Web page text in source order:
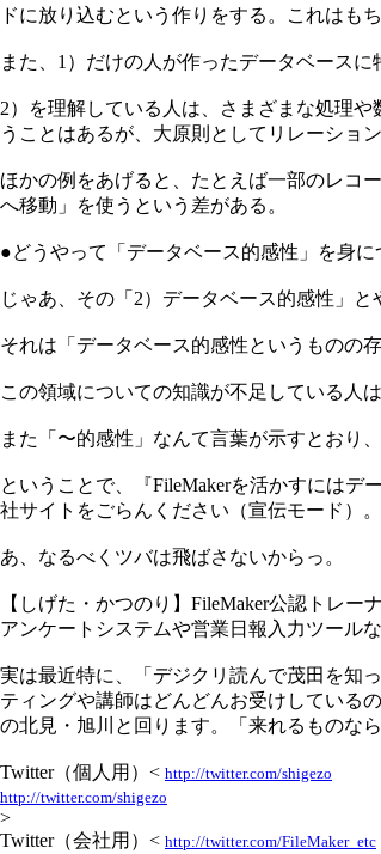
ドに放り込むという作りをする。これはも
また、1）だけの人が作ったデータベース
2）を理解している人は、さまざまな処理
うことはあるが、大原則としてリレーショ
ほかの例をあげると、たとえば一部のレコ
へ移動」を使うという差がある。
●どうやって「データベース的感性」を身に
じゃあ、その「2）データベース的感性」
それは「データベース的感性というものの
この領域についての知識が不足している人
また「〜的感性」なんて言葉が示すとおり
ということで、『FileMakerを活かすには
社サイトをごらんください（宣伝モード）。
あ、なるべくツバは飛ばさないからっ。
【しげた・かつのり】FileMaker公認トレ
アンケートシステムや営業日報入力ツール
実は最近特に、「デジクリ読んで茂田を知
ティングや講師はどんどんお受けしている
の北見・旭川と回ります。「来れるものな
Twitter（個人用）< http://twitter.com/shigezo
http://twitter.com/shigezo
>
Twitter（会社用）< http://twitter.com/FileMaker_etc